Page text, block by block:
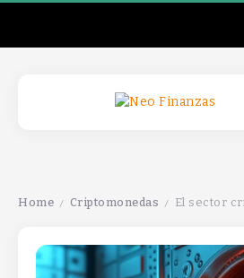
Home / Criptomonedas / El sector cripto enfrenta un